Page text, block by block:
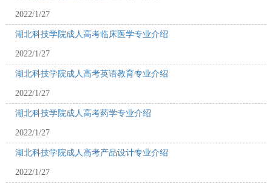
2022/1/27
湖北科技学院成人高考临床医学专业介绍
2022/1/27
湖北科技学院成人高考英语教育专业介绍
2022/1/27
湖北科技学院成人高考药学专业介绍
2022/1/27
湖北科技学院成人高考产品设计专业介绍
2022/1/27